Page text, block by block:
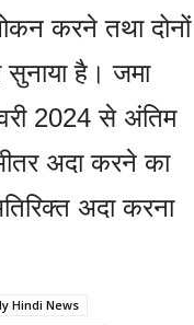
करने तथा दोनों
है। जमा
2024 से अंतिम
अदा करने का
अदा करना
Hindi News